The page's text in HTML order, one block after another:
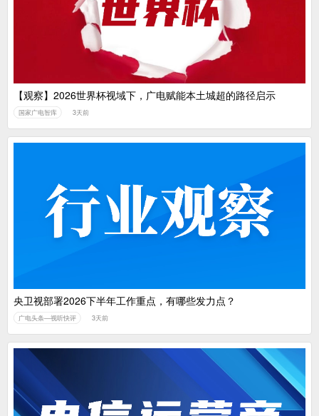
【观察】2026世界杯视域下，广电赋能本土城超的路径启示
国家广电智库 3天前
央卫视部署2026下半年工作重点，有哪些发力点？
广电头条—视听快评 3天前